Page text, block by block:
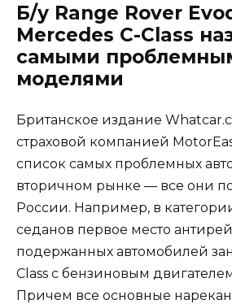
Б/у Range Rover
Mercedes C-Class
самыми
моделями
Британское издание
страховой компанией
список самых проблемных
вторичном рынке — все они
России. Например, в
седанов первое место
подержанных автомобилей
Class с бензиновым
Причем все основные